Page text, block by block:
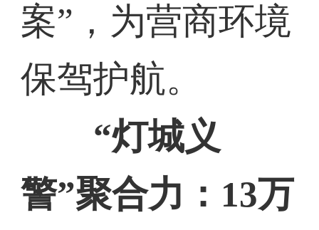
案”，为营商环境
保驾护航。
“灯城义
警”聚合力：13万